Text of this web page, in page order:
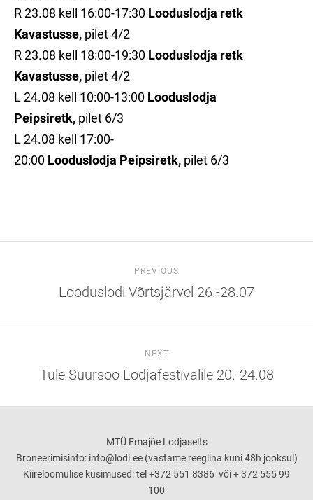
R 23.08 kell 16:00-17:30 Looduslodja retk
Kavastusse, pilet 4/2
R 23.08 kell 18:00-19:30 Looduslodja retk
Kavastusse, pilet 4/2
L 24.08 kell 10:00-13:00 Looduslodja
Peipsiretk, pilet 6/3
L 24.08 kell 17:00-
20:00 Looduslodja Peipsiretk, pilet 6/3
PREVIOUS
Looduslodi Võrtsjärvel 26.-28.07
NEXT
Tule Suursoo Lodjafestivalile 20.-24.08
MTÜ Emajõe Lodjaselts
Broneerimisinfo: info@lodi.ee (vastame reeglina kuni 48h jooksul)
Kiireloomulise küsimused: tel +372 551 8386 või + 372 555 99
100